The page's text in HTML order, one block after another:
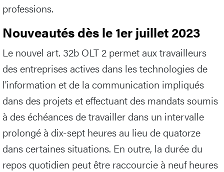
professions.
Nouveautés dès le 1er juillet 2023
Le nouvel art. 32b OLT 2 permet aux travailleurs
des entreprises actives dans les technologies de
l'information et de la communication impliqués
dans des projets et effectuant des mandats soumis
à des échéances de travailler dans un intervalle
prolongé à dix-sept heures au lieu de quatorze
dans certaines situations. En outre, la durée du
repos quotidien peut être raccourcie à neuf heures